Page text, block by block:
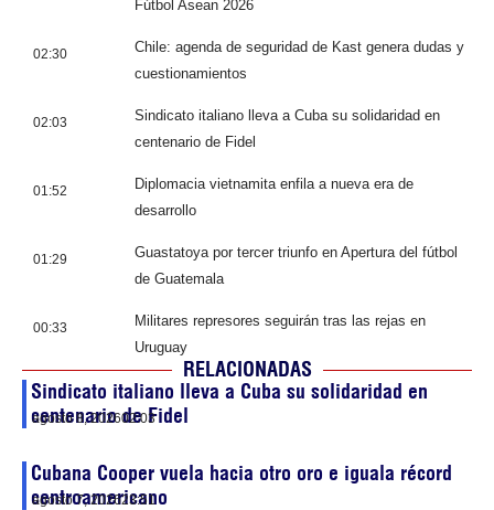
Fútbol Asean 2026
02:30
Chile: agenda de seguridad de Kast genera dudas y
cuestionamientos
02:03
Sindicato italiano lleva a Cuba su solidaridad en
centenario de Fidel
01:52
Diplomacia vietnamita enfila a nueva era de
desarrollo
01:29
Guastatoya por tercer triunfo en Apertura del fútbol
de Guatemala
00:33
Militares represores seguirán tras las rejas en
Uruguay
RELACIONADAS
Sindicato italiano lleva a Cuba su solidaridad en
centenario de Fidel
agosto 8, 202602:03
Cubana Cooper vuela hacia otro oro e iguala récord
centroamericano
agosto 7, 202623:51